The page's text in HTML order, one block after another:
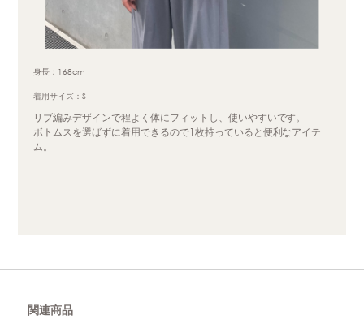
身長：168cm
着用サイズ：S
リブ編みデザインで程よく体にフィットし、使いやすいです。
ボトムスを選ばずに着用できるので1枚持っていると便利なアイテ
ム。
関連商品